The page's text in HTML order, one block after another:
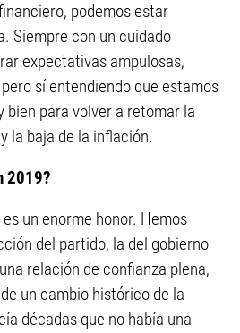
podemos estar
Siempre con un cuidado
expectativas ampulosas,
sí entendiendo que estamos
bien para volver a retomar la
la baja de la inflación.
2019?
un enorme honor. Hemos
del partido, la del gobierno
relación de confianza plena,
un cambio histórico de la
décadas que no había una